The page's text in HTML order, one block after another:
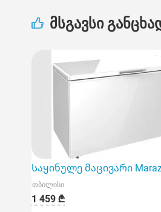
მსგავსი
Საყინულე მაცივარი
თბილისი
1 459 ₾